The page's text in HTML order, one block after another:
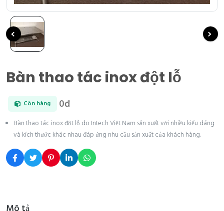
Bàn thao tác inox đột lỗ
Còn hàng 0đ
Bàn thao tác inox đột lỗ do Intech Việt Nam sản xuất với nhiều kiểu dáng
và kích thước khác nhau đáp ứng nhu cầu sản xuất của khách hàng.